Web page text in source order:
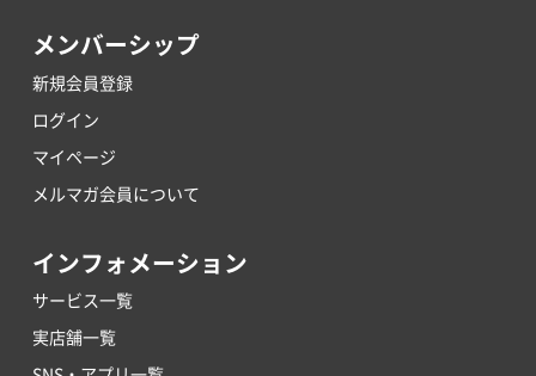
メンバーシップ
新規会員登録
ログイン
マイページ
メルマガ会員について
インフォメーション
サービス一覧
実店舗一覧